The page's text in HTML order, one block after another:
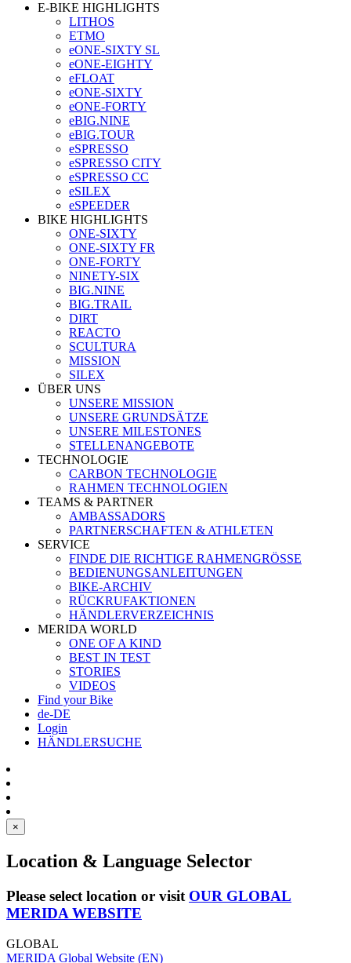
E-BIKE HIGHLIGHTS
LITHOS
ETMO
eONE-SIXTY SL
eONE-EIGHTY
eFLOAT
eONE-SIXTY
eONE-FORTY
eBIG.NINE
eBIG.TOUR
eSPRESSO
eSPRESSO CITY
eSPRESSO CC
eSILEX
eSPEEDER
BIKE HIGHLIGHTS
ONE-SIXTY
ONE-SIXTY FR
ONE-FORTY
NINETY-SIX
BIG.NINE
BIG.TRAIL
DIRT
REACTO
SCULTURA
MISSION
SILEX
ÜBER UNS
UNSERE MISSION
UNSERE GRUNDSÄTZE
UNSERE MILESTONES
STELLENANGEBOTE
TECHNOLOGIE
CARBON TECHNOLOGIE
RAHMEN TECHNOLOGIEN
TEAMS & PARTNER
AMBASSADORS
PARTNERSCHAFTEN & ATHLETEN
SERVICE
FINDE DIE RICHTIGE RAHMENGRÖSSE
BEDIENUNGSANLEITUNGEN
BIKE-ARCHIV
RÜCKRUFAKTIONEN
HÄNDLERVERZEICHNIS
MERIDA WORLD
ONE OF A KIND
BEST IN TEST
STORIES
VIDEOS
Find your Bike
de-DE
Login
HÄNDLERSUCHE
×
Location & Language Selector
Please select location or visit OUR GLOBAL
MERIDA WEBSITE
GLOBAL
MERIDA Global Website (EN)